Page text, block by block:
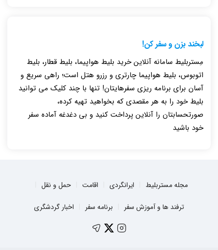
لبخند بزن و سفر کن!
مِستربلیط سامانه آنلاین خرید بلیط هواپیما، بلیط قطار، بلیط
اتوبوس، بلیط هواپیما چارتری و رزرو هتل است؛ راهی سریع و
آسان برای برنامه ریزی سفرهایتان! تنها با چند کلیک می توانید
بلیط خود را به هر مقصدی که بخواهید تهیه کرده،
صورتحسابتان را آنلاین پرداخت کنید و بی دغدغه آماده سفر
خود باشید
مجله مستربلیط ایرانگردی اقامت حمل و نقل
ترفند ها و آموزش سفر برنامه سفر اخبار گردشگری